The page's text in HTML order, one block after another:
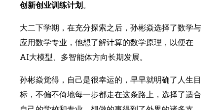
创新创业训练计划。
大二下学期，在充分探索之后，孙彬焱选择了数学与
应用数学专业，他想了解计算的数学原理，以便在
AI大模型、多智能体方向长期发展。
孙彬焱觉得，自己是很幸运的，早早就明确了人生目
标，不偏不倚地每一步都走在这条路上，选择了适合